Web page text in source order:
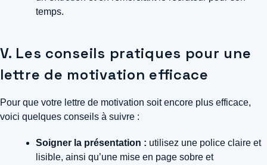
temps.
V. Les conseils pratiques pour une
lettre de motivation efficace
Pour que votre lettre de motivation soit encore plus efficace,
voici quelques conseils à suivre :
Soigner la présentation : utilisez une police claire et
lisible, ainsi qu’une mise en page sobre et